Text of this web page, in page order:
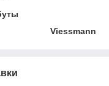
Viessmann